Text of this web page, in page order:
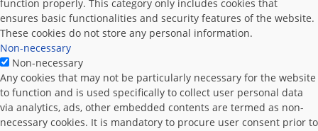
function properly. This category only includes cookies that
ensures basic functionalities and security features of the website.
These cookies do not store any personal information.
Non-necessary
Non-necessary
Any cookies that may not be particularly necessary for the website
to function and is used specifically to collect user personal data
via analytics, ads, other embedded contents are termed as non-
necessary cookies. It is mandatory to procure user consent prior to